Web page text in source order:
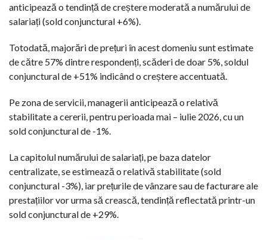
anticipează o tendință de creștere moderată a numărului de
salariați (sold conjunctural +6%).
Totodată, majorări de prețuri în acest domeniu sunt estimate
de către 57% dintre respondenți, scăderi de doar 5%, soldul
conjunctural de +51% indicând o creștere accentuată.
Pe zona de servicii, managerii anticipează o relativă
stabilitate a cererii, pentru perioada mai – iulie 2026, cu un
sold conjunctural de -1%.
La capitolul numărului de salariați, pe baza datelor
centralizate, se estimează o relativă stabilitate (sold
conjunctural -3%), iar prețurile de vânzare sau de facturare ale
prestațiilor vor urma să crească, tendință reflectată printr-un
sold conjunctural de +29%.